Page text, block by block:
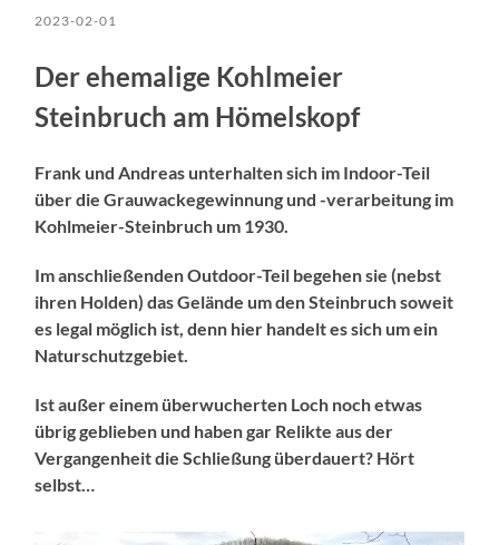
2023-02-01
Der ehemalige Kohlmeier
Steinbruch am Hömelskopf
Frank und Andreas unterhalten sich im Indoor-Teil
über die Grauwackegewinnung und -verarbeitung im
Kohlmeier-Steinbruch um 1930.
Im anschließenden Outdoor-Teil begehen sie (nebst
ihren Holden) das Gelände um den Steinbruch soweit
es legal möglich ist, denn hier handelt es sich um ein
Naturschutzgebiet.
Ist außer einem überwucherten Loch noch etwas
übrig geblieben und haben gar Relikte aus der
Vergangenheit die Schließung überdauert? Hört
selbst…